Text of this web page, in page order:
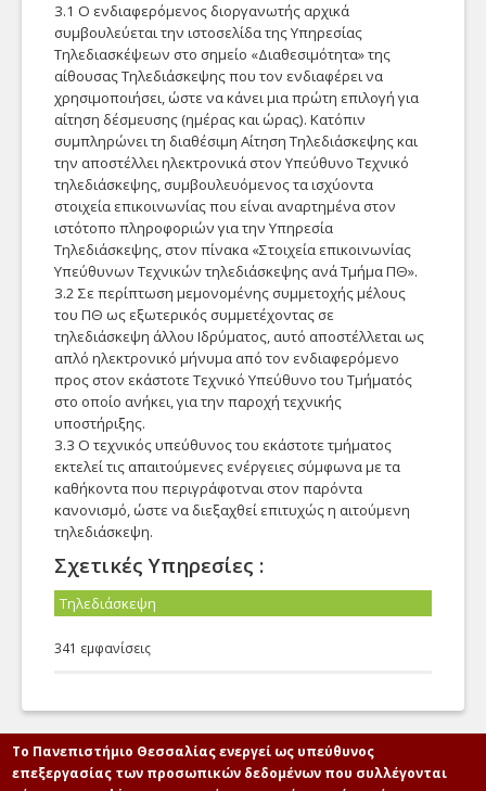
3.1 Ο ενδιαφερόμενος διοργανωτής αρχικά
συμβουλεύεται την ιστοσελίδα της Υπηρεσίας
Τηλεδιασκέψεων στο σημείο «Διαθεσιμότητα» της
αίθουσας Τηλεδιάσκεψης που τον ενδιαφέρει να
χρησιμοποιήσει, ώστε να κάνει μια πρώτη επιλογή για
αίτηση δέσμευσης (ημέρας και ώρας). Κατόπιν
συμπληρώνει τη διαθέσιμη Αίτηση Τηλεδιάσκεψης και
την αποστέλλει ηλεκτρονικά στον Υπεύθυνο Τεχνικό
τηλεδιάσκεψης, συμβουλευόμενος τα ισχύοντα
στοιχεία επικοινωνίας που είναι αναρτημένα στον
ιστότοπο πληροφοριών για την Υπηρεσία
Τηλεδιάσκεψης, στον πίνακα «Στοιχεία επικοινωνίας
Υπεύθυνων Τεχνικών τηλεδιάσκεψης ανά Τμήμα ΠΘ».
3.2 Σε περίπτωση μεμονομένης συμμετοχής μέλους
του ΠΘ ως εξωτερικός συμμετέχοντας σε
τηλεδιάσκεψη άλλου Ιδρύματος, αυτό αποστέλλεται ως
απλό ηλεκτρονικό μήνυμα από τον ενδιαφερόμενο
προς στον εκάστοτε Τεχνικό Υπεύθυνο του Τμήματός
στο οποίο ανήκει, για την παροχή τεχνικής
υποστήριξης.
3.3 Ο τεχνικός υπεύθυνος του εκάστοτε τμήματος
εκτελεί τις απαιτούμενες ενέργειες σύμφωνα με τα
καθήκοντα που περιγράφοτναι στον παρόντα
κανονισμό, ώστε να διεξαχθεί επιτυχώς η αιτούμενη
τηλεδιάσκεψη.
Σχετικές Υπηρεσίες :
Τηλεδιάσκεψη
341 εμφανίσεις
Το Πανεπιστήμιο Θεσσαλίας ενεργεί ως υπεύθυνος
επεξεργασίας των προσωπικών δεδομένων που συλλέγονται